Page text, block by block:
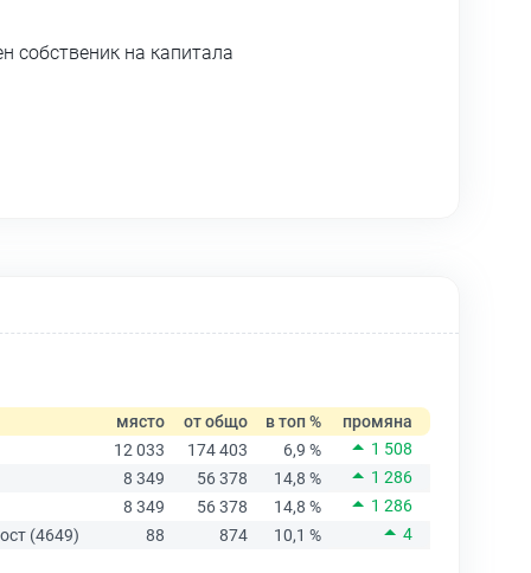
собственик на капитала
място от общо в топ %
промяна
12 033
174 403 6,9 %
1 508
8 349
56 378 14,8 %
1 286
8 349
56 378 14,8 %
1 286
(4649)
88 874 10,1 % 4